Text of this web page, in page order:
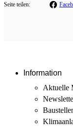
Seite teilen:
Information
Aktuelle